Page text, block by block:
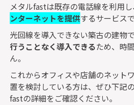
メタルfastは既存の電話線を利用し
ンターネットを提供するサービスで
光回線を導入できない築古の建物
行うことなく導入できるため、時
ん。
これからオフィスや店舗のネット
置を検討している方は、ぜひ下記
fastの詳細をご確認ください。